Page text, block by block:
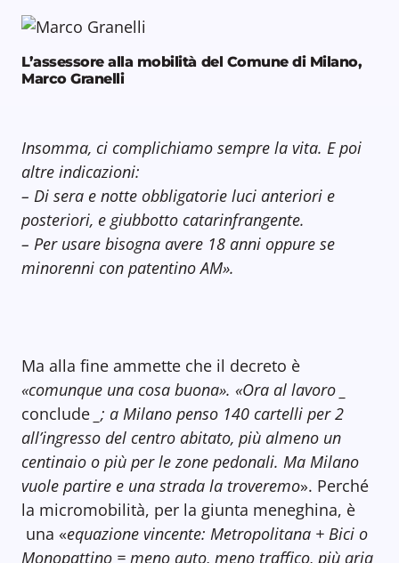
L’assessore alla mobilità del Comune di Milano,
Marco Granelli
Insomma, ci complichiamo sempre la vita. E poi
altre indicazioni:
– Di sera e notte obbligatorie luci anteriori e
posteriori, e giubbotto catarinfrangente.
– Per usare bisogna avere 18 anni oppure se
minorenni con patentino AM».
Ma alla fine ammette che il decreto è
«comunque una cosa buona». «Ora al lavoro _
conclude _; a Milano penso 140 cartelli per 2
all’ingresso del centro abitato, più almeno un
centinaio o più per le zone pedonali. Ma Milano
vuole partire e una strada la troveremo». Perché
la micromobilità, per la giunta meneghina, è
una «equazione vincente: Metropolitana + Bici o
Monopattino = meno auto, meno traffico, più aria